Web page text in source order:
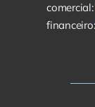
comercial: